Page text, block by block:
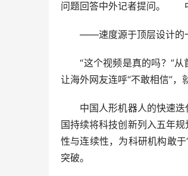
问题回答中外记者提问。
——速度源于顶层设计的一
“这个视频是真的吗？”从
让海外网友连呼“不敢相信”，
中国人形机器人的快速迭
国持续将科技创新列入五年
性与连续性，为科研机构敢
突破。